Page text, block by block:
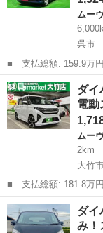
ムー
呉市
■ 支払総額: 159.9万円 ■ 車両本体価格： 1,524,000 円 ■ メーカ
ー名： ダイハツ ■
Ｄヘッドランプ オー
ティアラ...
広島 呉市 ム
ダ
電
ムー
2km
大竹
■ 支払総額: 181.8万円 ■ 車両本体価格： 1,718,000 円 ■ メーカ
ー名： ダイハツ ■
出済未使用車 両側
キングセ...
広島 大竹市
ダ
み！